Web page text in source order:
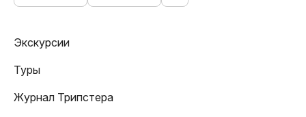
Экскурсии
Туры
Журнал Трипстера